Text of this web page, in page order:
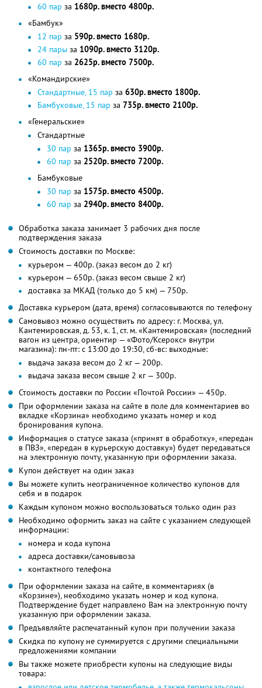
60 пар за 1680р. вместо 4800р.
«Бамбук»
12 пар за 590р. вместо 1680р.
24 пары за 1090р. вместо 3120р.
60 пар за 2625р. вместо 7500р.
«Командирские»
Стандартные, 15 пар за 630р. вместо 1800р.
Бамбуковые, 15 пар за 735р. вместо 2100р.
«Генеральские»
Стандартные
30 пар за 1365р. вместо 3900р.
60 пар за 2520р. вместо 7200р.
Бамбуковые
30 пар за 1575р. вместо 4500р.
60 пар за 2940р. вместо 8400р.
Обработка заказа занимает 3 рабочих дня после
подтверждения заказа
Стоимость доставки по Москве:
курьером — 400р. (заказ весом до 2 кг)
курьером — 650р. (заказ весом свыше 2 кг)
доставка за МКАД (только до 5 км) — 750р.
Доставка курьером (дата, время) согласовываются по телефону
Самовывоз можно осуществить по адресу: г. Москва, ул.
Кантемировская, д. 53, к. 1, ст. м. «Кантемировская» (последний
вагон из центра, ориентир — «Фото/Ксерокс» внутри
магазина): пн-пт: с 13:00 до 19:30, сб-вс: выходные:
выдача заказа весом до 2 кг — 200р.
выдача заказа весом свыше 2 кг — 300р.
Стоимость доставки по России «Почтой России» — 450р.
При оформлении заказа на сайте в поле для комментариев во
вкладке «Корзина» необходимо указать номер и код
бронирования купона.
Информация о статусе заказа («принят в обработку», «передан
в ПВЗ», «передан в курьерскую доставку») будет передаваться
на электронную почту, указанную при оформлении заказа.
Купон действует на один заказ
Вы можете купить неограниченное количество купонов для
себя и в подарок
Каждым купоном можно воспользоваться только один раз
Необходимо оформить заказ на сайте с указанием следующей
информации:
номера и кода купона
адреса доставки/самовывоза
контактного телефона
При оформлении заказа на сайте, в комментариях (в
«Корзине»), необходимо указать номер и код купона.
Подтверждение будет направлено Вам на электронную почту
указанную при оформлении заказа.
Предъявляйте распечатанный купон при получении заказа
Скидка по купону не суммируется с другими специальными
предложениями компании
Вы также можете приобрести купоны на следующие виды
товара: